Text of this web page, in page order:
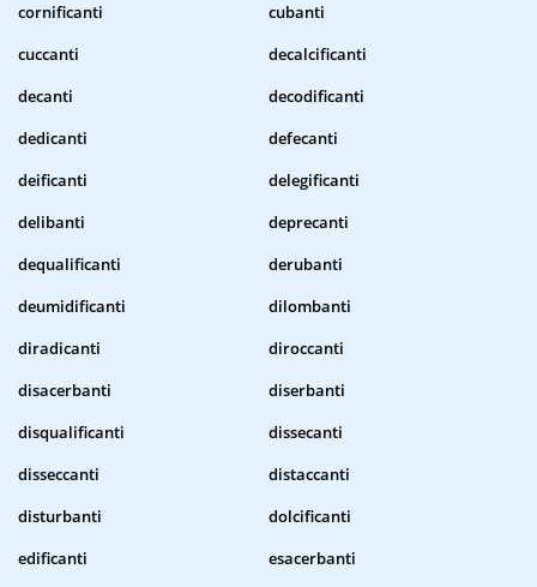
cornificanti
cubanti
cuccanti
decalcificanti
decanti
decodificanti
dedicanti
defecanti
deificanti
delegificanti
delibanti
deprecanti
dequalificanti
derubanti
deumidificanti
dilombanti
diradicanti
diroccanti
disacerbanti
diserbanti
disqualificanti
dissecanti
disseccanti
distaccanti
disturbanti
dolcificanti
edificanti
esacerbanti